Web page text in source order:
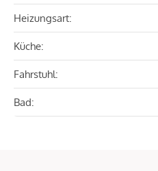
Heizungsart:
Küche:
Fahrstuhl:
Bad: